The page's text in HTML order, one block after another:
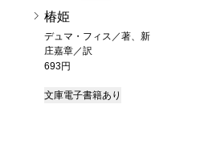
椿姫
デュマ・フィス／著、新
庄嘉章／訳
693円
文庫電子書籍あり